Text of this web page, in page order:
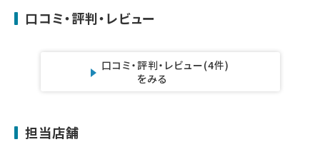
口コミ・評判・レビュー
口コミ・評判・レビュー
をみる
(4件)
担当店舗